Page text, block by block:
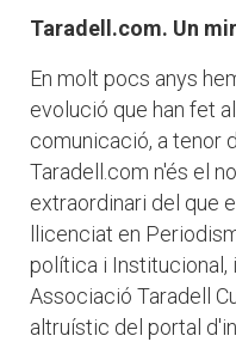
Taradell.com. Un
En molt pocs anys
evolució que han fet
comunicació, a tenor
Taradell.com n'és el
extraordinari del que
llicenciat en
política i Institucional,
Associació Taradell
altruístic del portal